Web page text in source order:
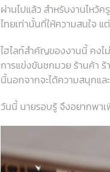
ผ่านไปแล้ว สำหรับงานไหว้
ไทยเท่านั้นที่ให้ความสนใจ
ไฮไลท์สำคัญของงานนี้ คงไ
การแข่งขันชกมวย ร้านค้า ร้
นี้นอกจากจะได้ความสนุกแ
วันนี้ นายรอบรู้ จึงอยากพาเ